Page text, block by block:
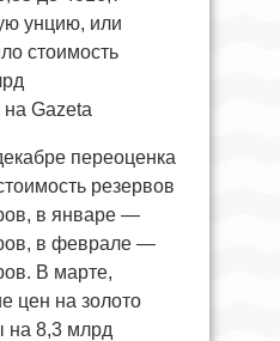
унцию, или
стоимость
Gazeta
переоценка
резервов
в январе —
в феврале —
В марте,
цен на золото
на 8,3 млрд